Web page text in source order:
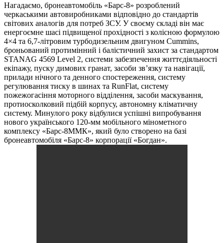
Нагадаємо, бронеавтомобіль «Барс-8» розроблений
черкаськими автовиробниками відповідно до стандартів
світових аналогів для потреб ЗСУ. У своєму складі він має
енергоємне шасі підвищеної прохідності з колісною формулою
4×4 та 6,7-літровим турбодизельним двигуном Cummins,
броньований протимінний і балістичний захист за стандартом
STANAG 4569 Level 2, системи забезпечення життєдіяльності
екіпажу, пуску димових гранат, засоби зв’язку та навігації,
прилади нічного та денного спостереження, систему
регулювання тиску в шинах та RunFlat, систему
пожежогасіння моторного відділення, засоби маскування,
протиосколковий підбій корпусу, автономну кліматичну
систему. Минулого року відбулися успішні випробування
нового українського 120-мм мобільного мінометного
комплексу «Барс-8ММК», який було створено на базі
бронеавтомобіля «Барс-8» корпорації «Богдан».